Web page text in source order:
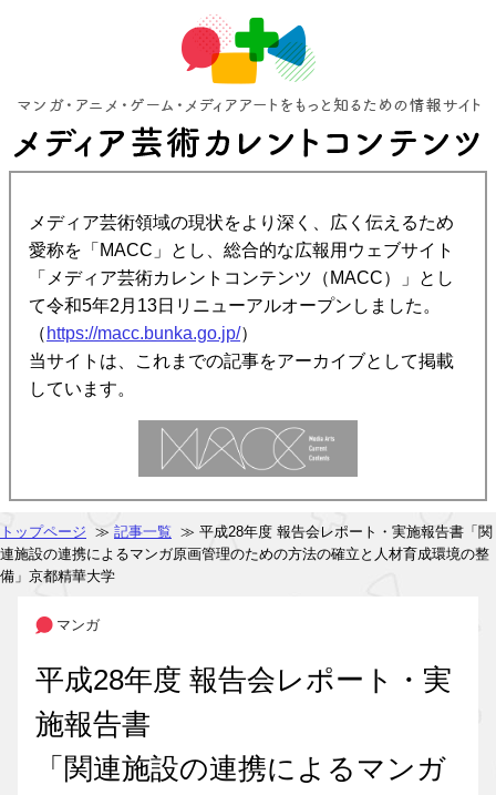
メディア芸術領域の現状をより深く、広く伝えるため
愛称を「MACC」とし、総合的な広報用ウェブサイト
「メディア芸術カレントコンテンツ（MACC）」とし
て令和5年2月13日リニューアルオープンしました。
（ https://macc.bunka.go.jp/）
当サイトは、これまでの記事をアーカイブとして掲載
しています。
トップページ ≫ 記事一覧 ≫ 平成28年度 報告会レポート・実施報告書「関
連施設の連携によるマンガ原画管理のための方法の確立と人材育成環境の整
備」京都精華大学
マンガ
平成28年度 報告会レポート・実
施報告書
「関連施設の連携によるマンガ